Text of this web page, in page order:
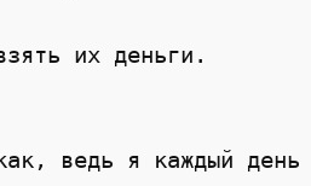
их деньги.
ведь я каждый